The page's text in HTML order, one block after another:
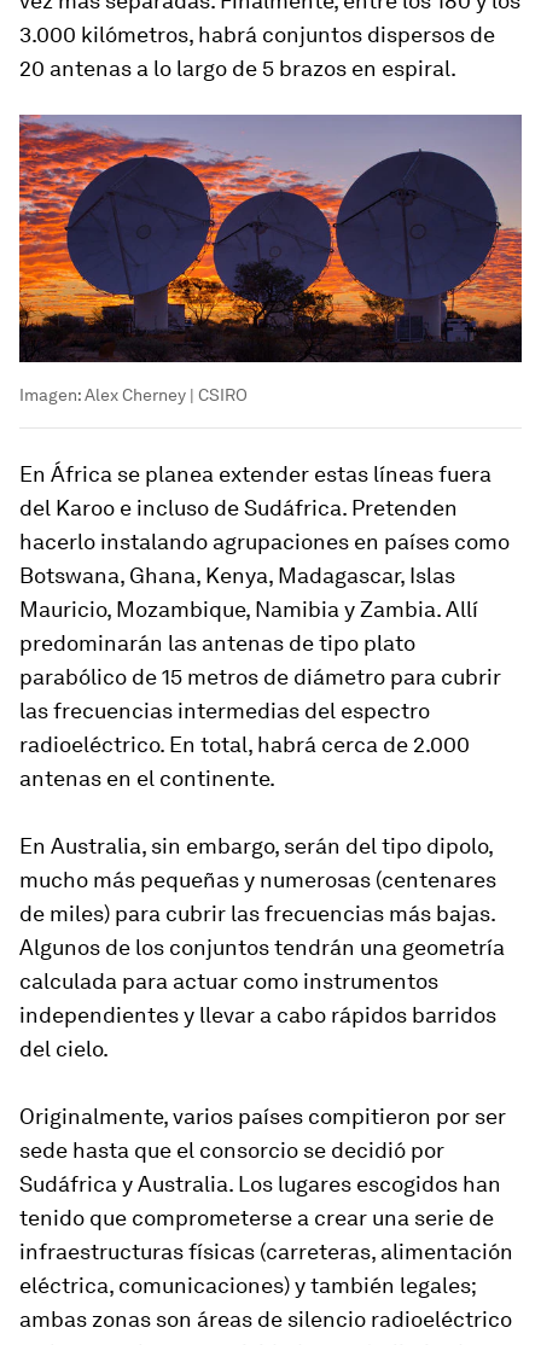
3.000 kilómetros, habrá conjuntos dispersos de
20 antenas a lo largo de 5 brazos en espiral.
Imagen: Alex Cherney | CSIRO
En África se planea extender estas líneas fuera
del Karoo e incluso de Sudáfrica. Pretenden
hacerlo instalando agrupaciones en países como
Botswana, Ghana, Kenya, Madagascar, Islas
Mauricio, Mozambique, Namibia y Zambia. Allí
predominarán las antenas de tipo plato
parabólico de 15 metros de diámetro para cubrir
las frecuencias intermedias del espectro
radioeléctrico. En total, habrá cerca de 2.000
antenas en el continente.
En Australia, sin embargo, serán del tipo dipolo,
mucho más pequeñas y numerosas (centenares
de miles) para cubrir las frecuencias más bajas.
Algunos de los conjuntos tendrán una geometría
calculada para actuar como instrumentos
independientes y llevar a cabo rápidos barridos
del cielo.
Originalmente, varios países compitieron por ser
sede hasta que el consorcio se decidió por
Sudáfrica y Australia. Los lugares escogidos han
tenido que comprometerse a crear una serie de
infraestructuras físicas (carreteras, alimentación
eléctrica, comunicaciones) y también legales;
ambas zonas son áreas de silencio radioeléctrico